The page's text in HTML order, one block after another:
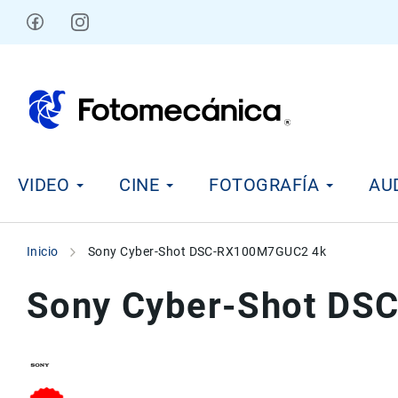
Ir
i
e
n
e
o
VIDEO CINE FOTOGRAFÍA
Inicio Sony Cyber-Shot DSC-RX100M7GUC2 4k
Sony Cyber-Shot